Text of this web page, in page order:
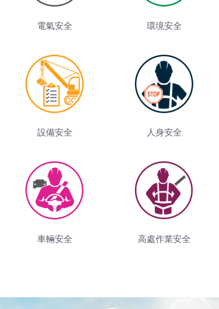
電氣安全 環境安全
設備安全 人身安全
車輛安全 高處作業安全